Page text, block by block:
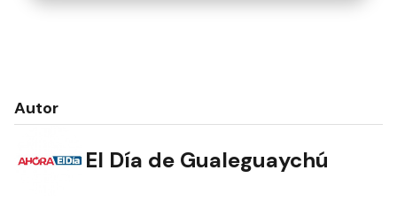
Autor
El Día de Gualeguaychú